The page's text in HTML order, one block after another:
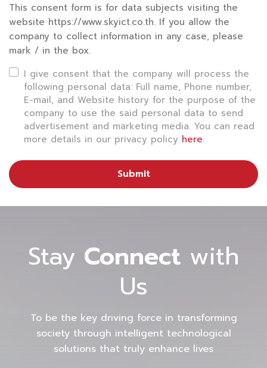
ราคา1,500 – 1,500 ฿ หมดเขต 31 ธันวาคม 2564
สอบถามรายละเอียดเพิ่มเติมได้ที่
โทร.02-561-1111 ต่อ 2110, 2111
โรงพยาบาลรามคำแหง
ตรวจหาปริมาณแอนติบอดีต่อเชื้อโควิด-19(Covid19
Antibody Level Test) คืออะไร?
เป็นการตรวจเลือดเพื่อหาระดับภูมิต้านทานต่อเชื้อ SARS-
CoV2 ในส่วนของ Spike Protein ที่เป็นส่วนสำคัญในการนำ
เชื้อเข้าสู่เซลล์ และทำให้เกิดการติดเชื้อ เมื่อร่างกายได้รับเชื้อ
เพื่อต่อต้านเชื้อ โดยระดับของภูมิต้านทานที่มากพอ จะช่วยลด
โอกาสการติดเชื้อ และลดความรุนแรงของโรคลงได้
โรงพยาบาลบางโพ
ภูมิคุ้มกันโควิด-19(Covid19 Antibody Level
This consent form is for data subjects visiting the
website https://www.skyict.co.th. If you allow the
company to collect information in any case, please
mark / in the box.
I give consent that the company will process the
following personal data: Full name, Phone number,
E-mail, and Website history for the purpose of the
company to use the said personal data to send
advertisement and marketing media. You can read
more details in our privacy policy here.
Submit
Stay Connect with
Us
To be the key driving force in transforming
society through intelligent technological
solutions that truly enhance lives